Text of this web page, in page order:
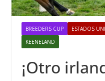
BREEDERS CUP ESTADOS
KEENELAND
¡Otro